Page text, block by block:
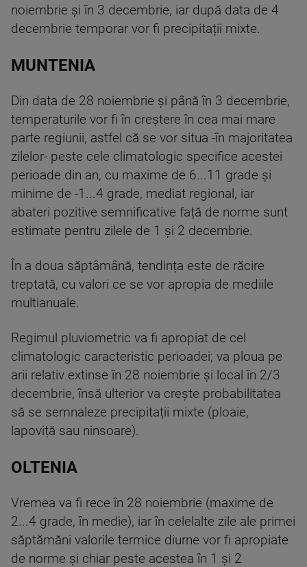
noiembrie și în 3 decembrie, iar după data de 4
decembrie temporar vor fi precipitații mixte.
MUNTENIA
Din data de 28 noiembrie și până în 3 decembrie,
temperaturile vor fi în creștere în cea mai mare
parte regiunii, astfel că se vor situa -în majoritatea
zilelor- peste cele climatologic specifice acestei
perioade din an, cu maxime de 6...11 grade și
minime de -1...4 grade, mediat regional, iar
abateri pozitive semnificative față de norme sunt
estimate pentru zilele de 1 și 2 decembrie.
În a doua săptâmână, tendința este de răcire
treptată, cu valori ce se vor apropia de mediile
multianuale.
Regimul pluviometric va fi apropiat de cel
climatologic caracteristic perioadei; va ploua pe
arii relativ extinse în 28 noiembrie și local în 2/3
decembrie, însă ulterior va crește probabilitatea
să se semnaleze precipitații mixte (ploaie,
lapoviță sau ninsoare).
OLTENIA
Vremea va fi rece în 28 noiembrie (maxime de
2...4 grade, în medie), iar în celelalte zile ale primei
săptămăni valorile termice diurne vor fi apropiate
de norme și chiar peste acestea în 1 și 2